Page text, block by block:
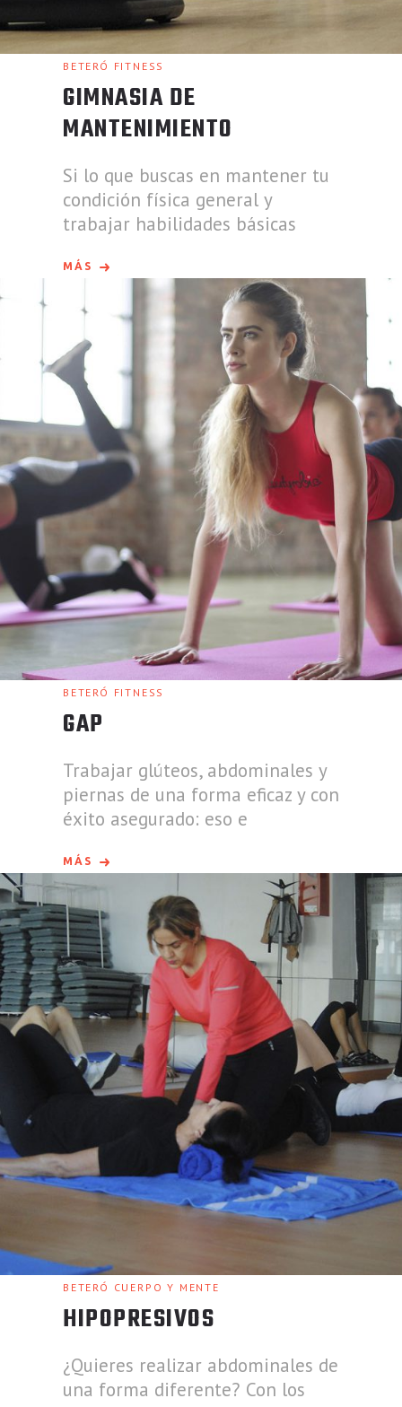
BETERÓ FITNESS
GIMNASIA DE
MANTENIMIENTO
Si lo que buscas en mantener tu
condición física general y
trabajar habilidades básicas
MÁS
BETERÓ FITNESS
GAP
Trabajar glúteos, abdominales y
piernas de una forma eficaz y con
éxito asegurado: eso e
MÁS
BETERÓ CUERPO Y MENTE
HIPOPRESIVOS
¿Quieres realizar abdominales de
una forma diferente? Con los